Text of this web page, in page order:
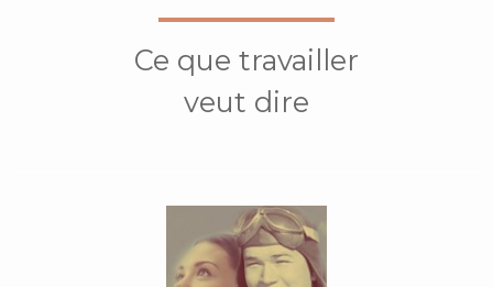
Ce que travailler
veut dire